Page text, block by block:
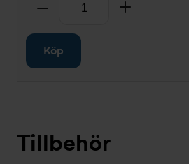
Ta bort
Köp
Tillbehör